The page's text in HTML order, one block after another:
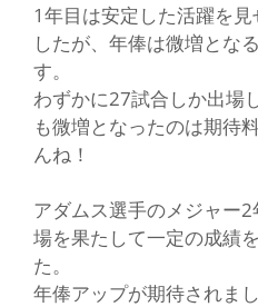
1年目は安定した活躍を
したが、年俸は微増とな
す。
わずかに27試合しか出場
も微増となったのは期待
んね！
アダムス選手のメジャー
場を果たして一定の成績
た。
年俸アップが期待されま